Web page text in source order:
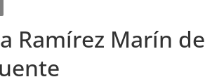
Ramírez Marín